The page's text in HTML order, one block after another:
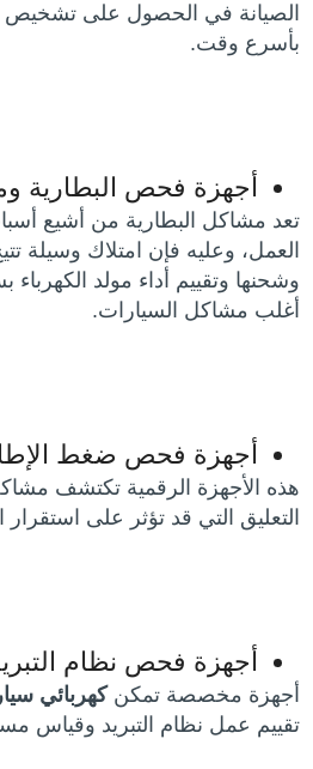
الصيانة في الحصول على تشخيص
بأسرع وقت.
أجهزة فحص البطارية
تعد مشاكل البطارية من أشيع
العمل، وعليه فإن امتلاك وسيلة
وشحنها وتقييم أداء مولد
أغلب مشاكل السيارات.
أجهزة فحص ضغط
هذه الأجهزة الرقمية تكتشف
التعليق التي قد تؤثر على استقرار
أجهزة فحص نظام
أجهزة مخصصة تمكنكهربائي
تقييم عمل نظام التبريد وقياس